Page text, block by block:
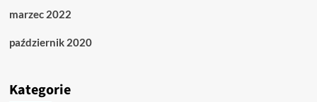
marzec 2022
październik 2020
Kategorie